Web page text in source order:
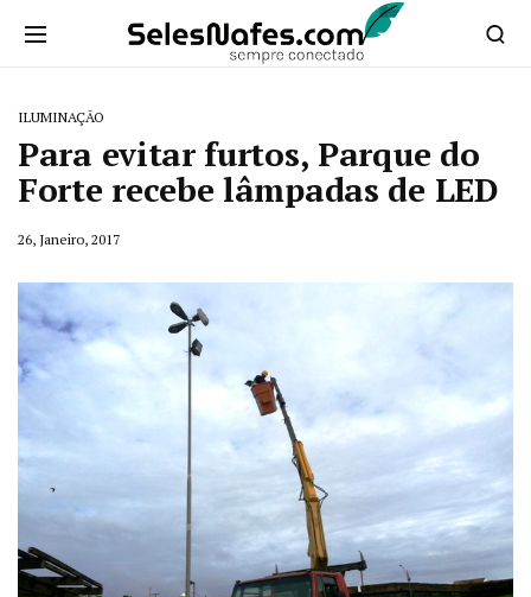
ILUMINAÇÃO
Para evitar furtos, Parque do
Forte recebe lâmpadas de LED
26, Janeiro, 2017